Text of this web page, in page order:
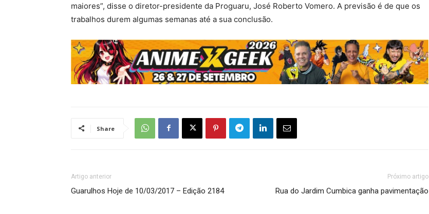
maiores”, disse o diretor-presidente da Proguaru, José Roberto Vomero. A previsão é de que os
trabalhos durem algumas semanas até a sua conclusão.
Share
Artigo anterior
Guarulhos Hoje de 10/03/2017 – Edição 2184
Próximo artigo
Rua do Jardim Cumbica ganha pavimentação